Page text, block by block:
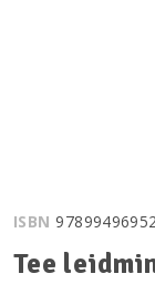
ISBN
Tee